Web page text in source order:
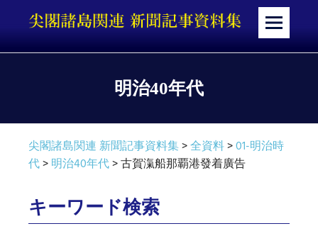
テ
メ
明治40年代
尖閣諸島関連 新聞記事資料集>全資料>01-明治時
代>明治40年代>古賀滊船那覇港發着廣告
キーワード検索